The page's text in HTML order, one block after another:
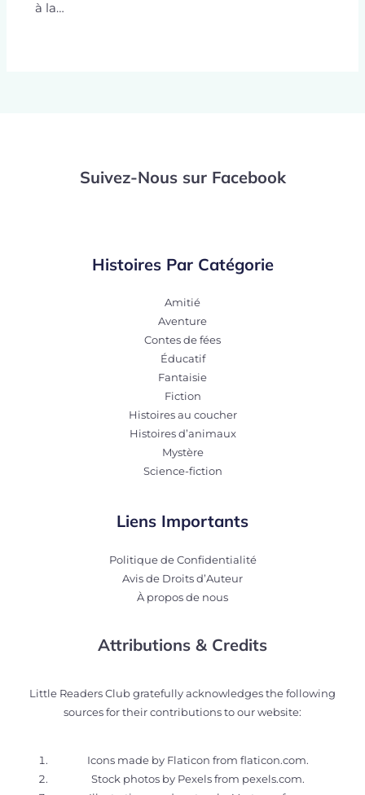
à la…
Suivez-Nous sur Facebook
Histoires Par Catégorie
Amitié
Aventure
Contes de fées
Éducatif
Fantaisie
Fiction
Histoires au coucher
Histoires d’animaux
Mystère
Science-fiction
Liens Importants
Politique de Confidentialité
Avis de Droits d’Auteur
À propos de nous
Attributions & Credits
Little Readers Club gratefully acknowledges the following
sources for their contributions to our website:
Icons made by Flaticon fromflaticon.com.
Stock photos by Pexels from pexels.com.